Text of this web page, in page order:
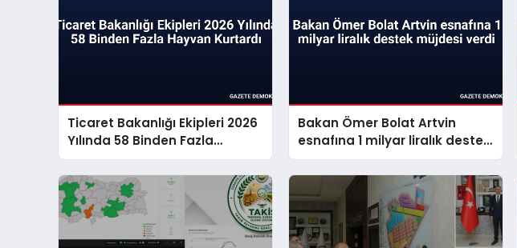
Ticaret Bakanlığı Ekipleri 2026
Yılında 58 Binden Fazla
Hayvan Kurtardı
Bakan Ömer Bolat Artvin
esnafına 1 milyar liralık destek
müjdesi verdi